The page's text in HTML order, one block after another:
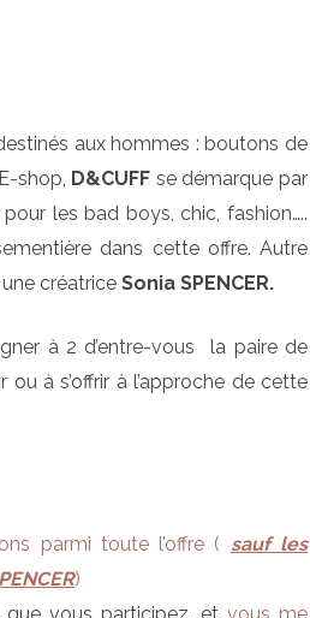
aux hommes : boutons de
shop, D&CUFF se démarque par
les bad boys, chic, fashion…..
dans cette offre. Autre
créatrice Sonia SPENCER.
à 2 d’entre-vous la paire de
à s’offrir à l’approche de cette
parmi toute l’offre ( sauf les
)